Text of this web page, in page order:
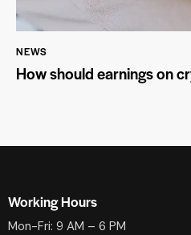
NEWS
How should earnings on
Working Hours
Mon-Fri: 9 AM – 6 PM